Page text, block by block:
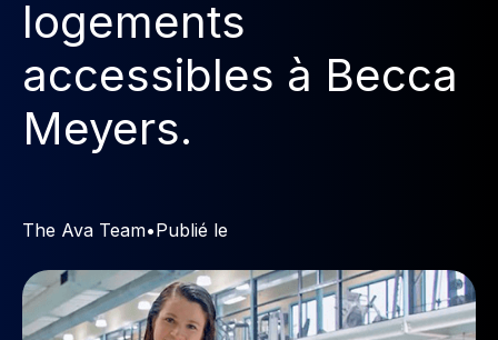
logements
accessibles à Becca
Meyers.
The Ava Team•Publié le